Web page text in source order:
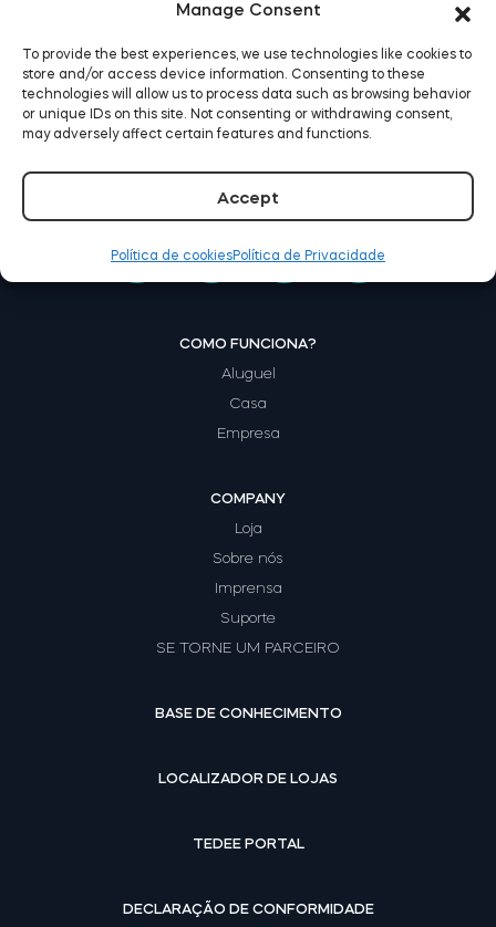
Manage Consent
To provide the best experiences, we use technologies like cookies to
store and/or access device information. Consenting to these
technologies will allow us to process data such as browsing behavior
or unique IDs on this site. Not consenting or withdrawing consent,
may adversely affect certain features and functions.
Accept
Política de cookiesPolítica de Privacidade
Tedee Biometric Module
COMO FUNCIONA?
Aluguel
Casa
Empresa
COMPANY
Loja
Sobre nós
Imprensa
Suporte
SE TORNE UM PARCEIRO
BASE DE CONHECIMENTO
LOCALIZADOR DE LOJAS
TEDEE PORTAL
DECLARAÇÃO DE CONFORMIDADE